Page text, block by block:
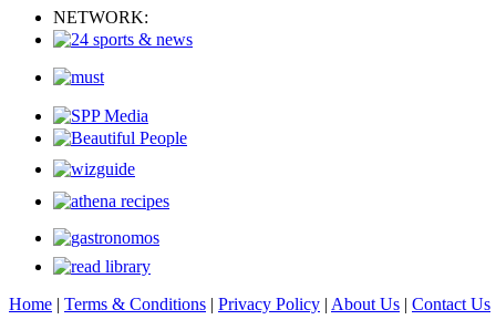
NETWORK:
Home | Terms & Conditions | Privacy Policy | About Us | Contact Us